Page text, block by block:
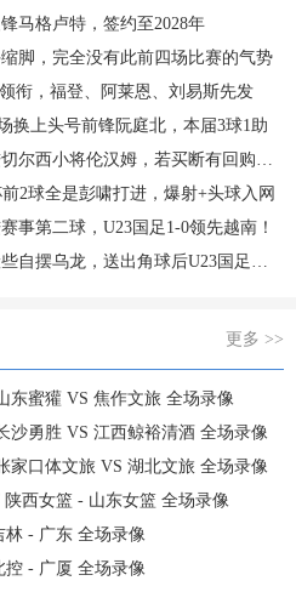
马格卢特，签约至2028年
脚，完全没有此前四场比赛的气势
衔，福登、阿莱恩、刘易斯先发
换上头号前锋阮庭北，本届3球1助
西小将伦汉姆，若买断有回购条款
2球全是彭啸打进，爆射+头球入网
事第二球，U23国足1-0领先越南！
摆乌龙，送出角球后U23国足破门
更多 >>
东蜜獾 VS 焦作文旅 全场录像
沙勇胜 VS 江西鲸裕清酒 全场录像
家口体文旅 VS 湖北文旅 全场录像
陕西女篮 - 山东女篮 全场录像
林 - 广东 全场录像
控 - 广厦 全场录像